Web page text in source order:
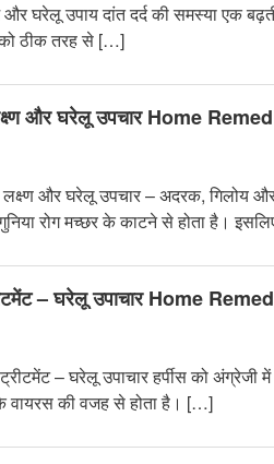
और घरेलू उपाय दांत दर्द की समस्या एक
ठीक तरह से […]
और घरेलू उपचार Home
और घरेलू उपचार – अदरक, गिलोय
रोग मच्छर के काटने से होता है।
– घरेलू उपाचार Home
– घरेलू उपाचार हर्पीस को अंग्रेजी
के वायरस की वजह से होता है। […]